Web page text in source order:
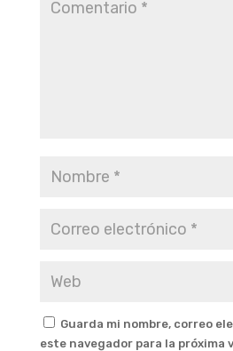
Guarda mi nombre, correo
este navegador para la próxima